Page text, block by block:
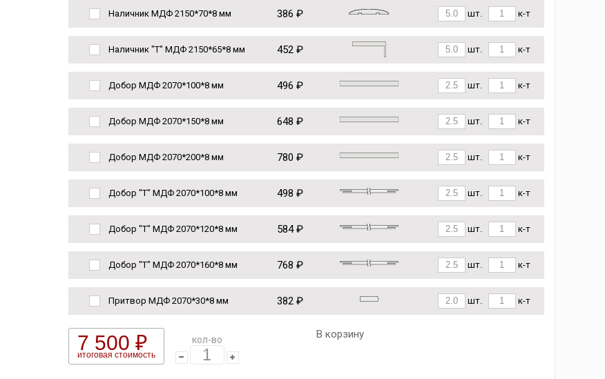
Наличник МДФ 2150*70*8 мм 386 ₽ шт. к-т
Наличник "Т" МДФ 2150*65*8 мм 452 ₽ шт. к-т
Добор МДФ 2070*100*8 мм 496 ₽ шт. к-т
Добор МДФ 2070*150*8 мм 648 ₽ шт. к-т
Добор МДФ 2070*200*8 мм 780 ₽ шт. к-т
Добор "Т" МДФ 2070*100*8 мм 498 ₽ шт. к-т
Добор "Т" МДФ 2070*120*8 мм 584 ₽ шт. к-т
Добор "Т" МДФ 2070*160*8 мм 768 ₽ шт. к-т
Притвор МДФ 2070*30*8 мм 382 ₽ шт. к-т
7 500 ₽
итоговая стоимость
кол-во В корзину